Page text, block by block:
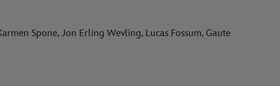
Spone, Jon Erling Wevling, Lucas Fossum, Gaute